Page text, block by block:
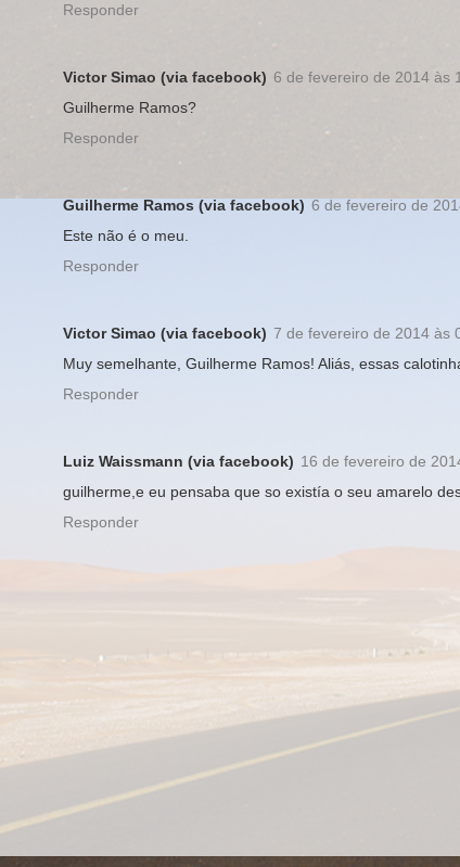
Responder
Victor Simao (via facebook) 6 de fevereiro de 2014 às
Guilherme Ramos?
Responder
Guilherme Ramos (via facebook) 6 de fevereiro de
Este não é o meu.
Responder
Victor Simao (via facebook) 7 de fevereiro de 2014 às
Muy semelhante, Guilherme Ramos! Aliás, essas
Responder
Luiz Waissmann (via facebook) 16 de fevereiro de
guilherme,e eu pensaba que so existía o seu amarelo
Responder